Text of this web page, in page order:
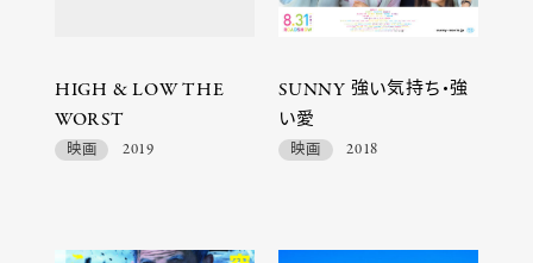
HIGH & LOW THE
WORST
映画 2019
SUNNY 強い気持ち・強
い愛
映画 2018